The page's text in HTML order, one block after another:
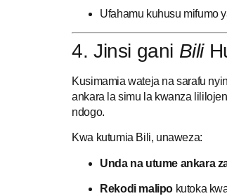
Ufahamu kuhusu mifumo
4. Jinsi gani Bili
Kusimamia wateja na sarafu
ankara la simu la kwanza
ndogo.
Kwa kutumia Bili, unaweza:
Unda na utume ankara
Rekodi malipokutoka